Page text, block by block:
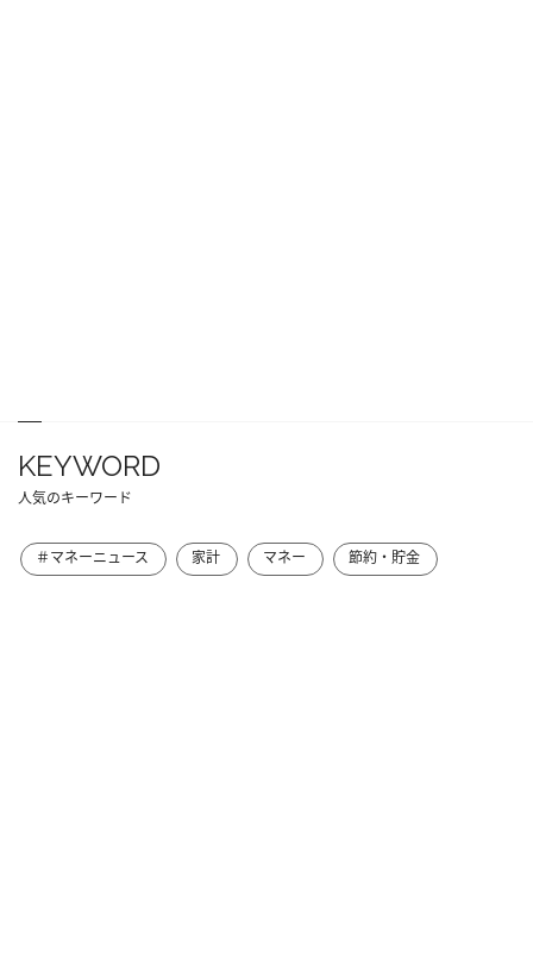
KEYWORD
人気のキーワード
＃マネーニュース 家計 マネー 節約・貯金